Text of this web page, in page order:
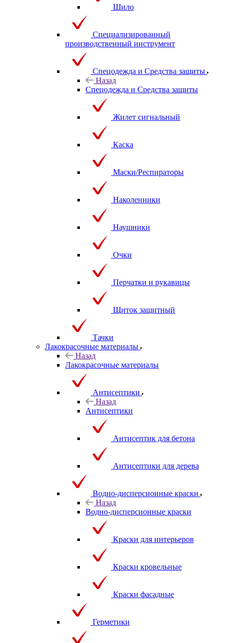
Шило
Специализированный
производственный инструмент
Спецодежда и Средства защиты
Назад
Спецодежда и Средства защиты
Жилет сигнальный
Каска
Маски/Респираторы
Наколенники
Наушники
Очки
Перчатки и рукавицы
Щиток защитный
Тачки
Лакокрасочные материалы
Назад
Лакокрасочные материалы
Антисептики
Назад
Антисептики
Антисептик для бетона
Антисептики для дерева
Водно-дисперсионные краски
Назад
Водно-дисперсионные краски
Краски для интерьеров
Краски кровельные
Краски фасадные
Герметики